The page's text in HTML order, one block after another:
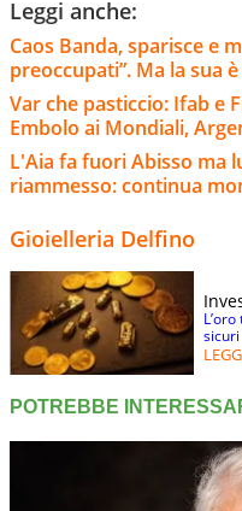
Leggi anche:
Caos Banda, sparisce e
preoccupati”. Ma la sua
Var che pasticcio: Ifab e
Embolo ai Mondiali,
L'Aia fa fuori Abisso ma
riammesso: continua
Gioielleria Delfino
sicuri